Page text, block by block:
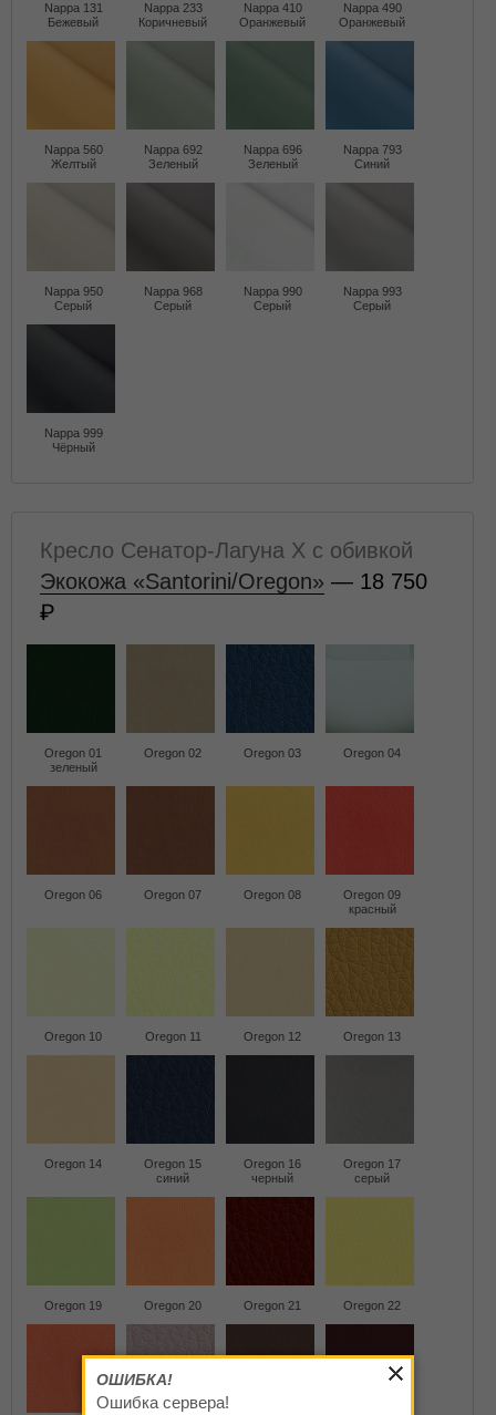
Nappa 131
Бежевый
Nappa 233
Коричневый
Nappa 410
Оранжевый
Nappa 490
Оранжевый
Nappa 560
Желтый
Nappa 692
Зеленый
Nappa 696
Зеленый
Nappa 793
Синий
Nappa 950
Серый
Nappa 968
Серый
Nappa 990
Серый
Nappa 993
Серый
Nappa 999
Чёрный
Кресло Сенатор-Лагуна X с обивкой
Экокожа «Santorini/Oregon» — 18 750
Oregon 01
зеленый
Oregon 02 Oregon 03 Oregon 04
Oregon 06 Oregon 07 Oregon 08
Oregon 09
красный
Oregon 10 Oregon 11 Oregon 12 Oregon 13
Oregon 14
Oregon 15
синий
Oregon 16
черный
Oregon 17
серый
Oregon 19 Oregon 20 Oregon 21 Oregon 22
ОШИБКА!
Ошибка сервера!